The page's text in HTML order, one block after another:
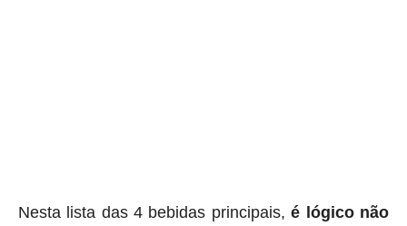
Nesta lista das 4 bebidas principais,é lógico não